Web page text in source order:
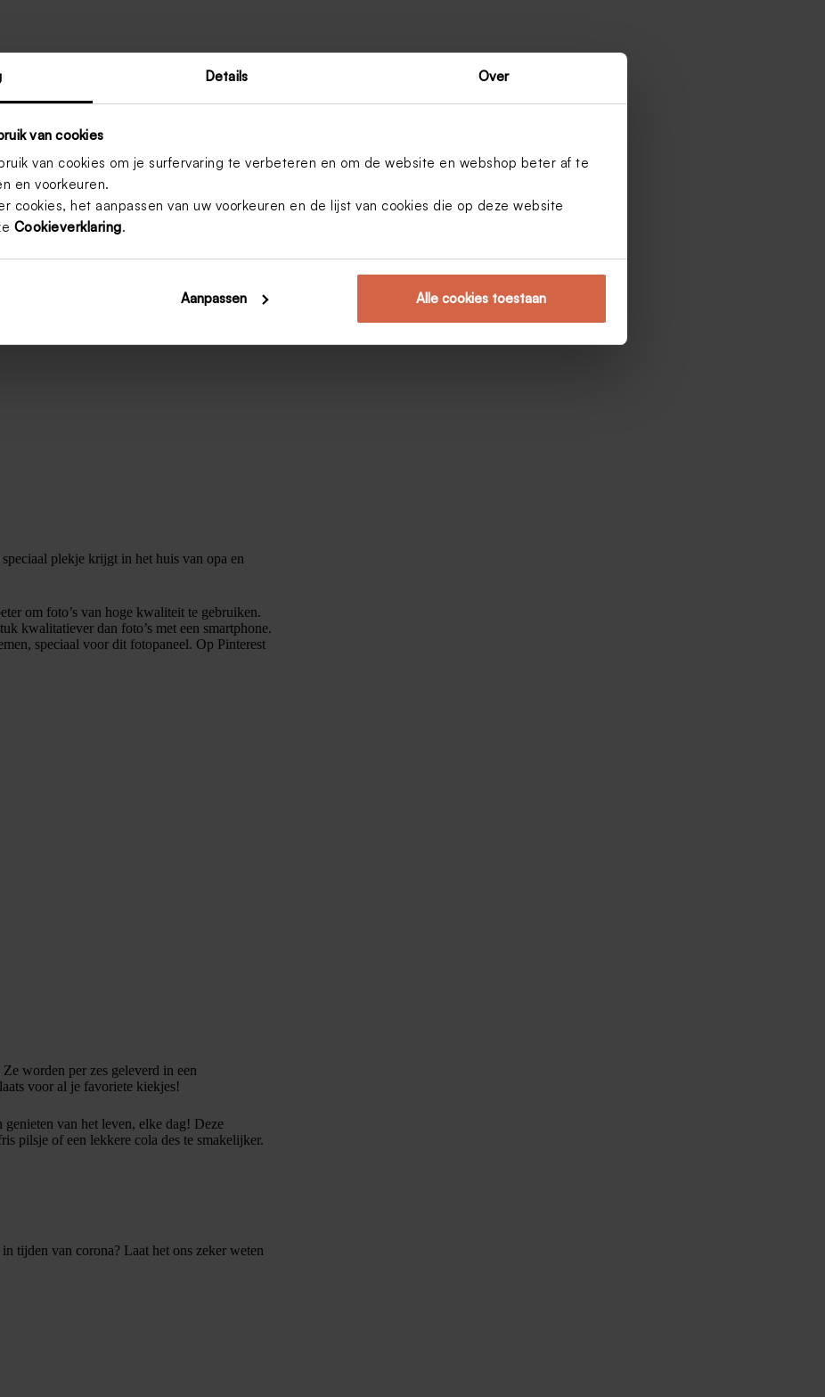
Details Over
van cookies
van cookies om je surfervaring te verbeteren en om de website en webshop beter af te
en voorkeuren.
cookies, het aanpassen van uw voorkeuren en de lijst van cookies die op deze website
Cookieverklaring.
Aanpassen Alle cookies toestaan
Met dit
wordt dat een plezier!
kan je wel eens droge handen krijgen.
handcrème. Die kan je vaak in de
mogelijk.
plekje krijgt in het huis van opa en
om foto’s van hoge kwaliteit te gebruiken.
kwalitatiever dan foto’s met een smartphone.
speciaal voor dit fotopaneel. Op Pinterest
Ze worden per zes geleverd in een
voor al je favoriete kiekjes!
van het leven, elke dag! Deze
pilsje of een lekkere cola des te smakelijker.
tijden van corona? Laat het ons zeker weten